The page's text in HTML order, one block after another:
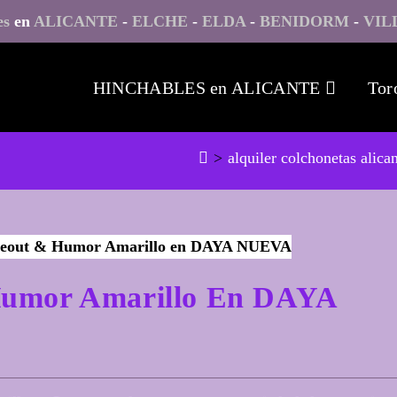
en ALICANTE - ELCHE - ELDA- BENIDORM -
HINCHABLES en ALICANTE
> alquiler colchonetas
Amarillo En DAYA